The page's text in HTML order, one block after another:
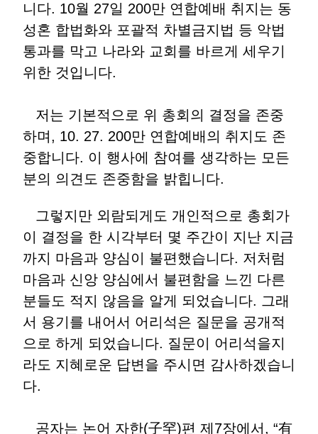
니다. 10월 27일 200만 연합예배 취지는 동
성혼 합법화와 포괄적 차별금지법 등 악법
통과를 막고 나라와 교회를 바르게 세우기
위한 것입니다.
저는 기본적으로 위 총회의 결정을 존중
하며, 10. 27. 200만 연합예배의 취지도 존
중합니다. 이 행사에 참여를 생각하는 모든
분의 의견도 존중함을 밝힙니다.
그렇지만 외람되게도 개인적으로 총회가
이 결정을 한 시각부터 몇 주간이 지난 지금
까지 마음과 양심이 불편했습니다. 저처럼
마음과 신앙 양심에서 불편함을 느낀 다른
분들도 적지 않음을 알게 되었습니다. 그래
서 용기를 내어서 어리석은 질문을 공개적
으로 하게 되었습니다. 질문이 어리석을지
라도 지혜로운 답변을 주시면 감사하겠습니
다.
공자는 논어 자한(子罕)편 제7장에서, “有